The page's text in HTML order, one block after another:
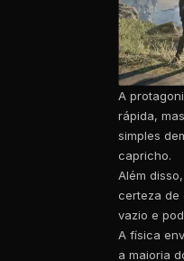
A
rápida,
simples
capricho.
Além
certeza de
vazio e
A física
a maioria